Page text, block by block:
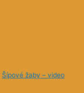
Šípové žaby – video